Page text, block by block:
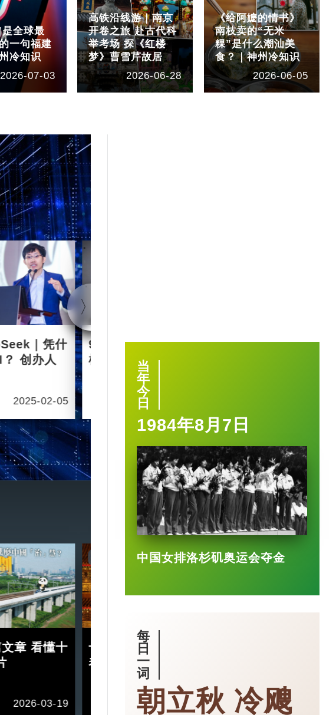
全球最
一句福建
冷知识
2026-07-03
高铁沿线游｜南京
开卷之旅 赴古代科
举考场 探《红楼
梦》曹雪芹故居
2026-06-28
《给阿嬷的情书》
南枝卖的“无米
粿”是什么潮汕美
食？｜神州冷知识
2026-06-05
｜凭什
创办人
2025-02-05
90后王兴兴 “英语学渣”是
机械人天才
智慧城市｜杭
章 看懂十
2026-03-19
十五五规划｜五年规划 藏
着什么中国“治”慧？
2026-03-18
3:49
当
年
今
日
1984年8月7日
中国女排洛杉矶奥运会夺金
每
日
一
词
朝立秋 冷飕